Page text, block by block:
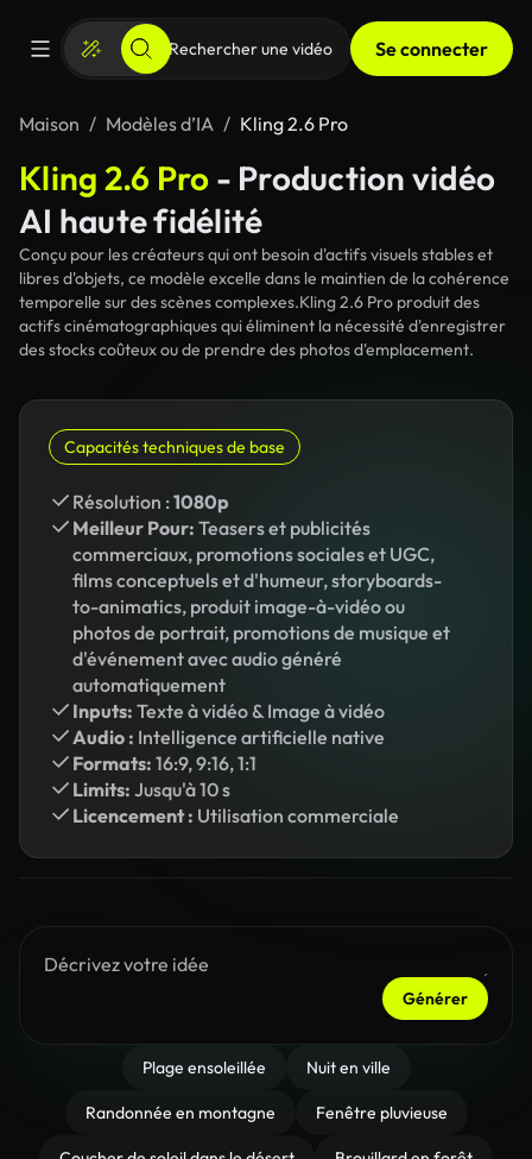
Se connecter
Maison Modèles d’IA Kling 2.6 Pro
Kling 2.6 Pro - Production vidéo
AI haute fidélité
Conçu pour les créateurs qui ont besoin d'actifs visuels stables et
libres d'objets, ce modèle excelle dans le maintien de la cohérence
temporelle sur des scènes complexes.Kling 2.6 Pro produit des
actifs cinématographiques qui éliminent la nécessité d'enregistrer
des stocks coûteux ou de prendre des photos d'emplacement.
Capacités techniques de base
Résolution :1080p
Meilleur Pour: Teasers et publicités
commerciaux, promotions sociales et UGC,
films conceptuels et d'humeur, storyboards-
to-animatics, produit image-à-vidéo ou
photos de portrait, promotions de musique et
d'événement avec audio généré
automatiquement
Inputs: Texte à vidéo & Image à vidéo
Audio : Intelligence artificielle native
Formats: 16:9, 9:16, 1:1
Limits: Jusqu'à 10 s
Licencement : Utilisation commerciale
Générer
Plage ensoleillée Nuit en ville
Randonnée en montagne Fenêtre pluvieuse